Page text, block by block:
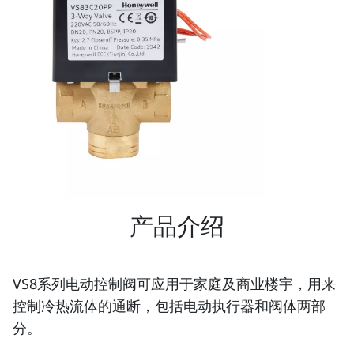
产品介绍
VS8系列电动控制阀可应用于家庭及商业楼宇，用来
控制冷热流体的通断，包括电动执行器和阀体两部
分。